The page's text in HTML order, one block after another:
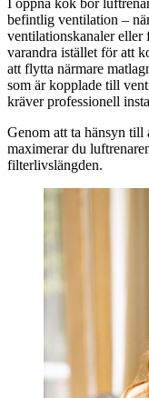
I öppna kök bör
befintlig ventilation –
ventilationskanaler eller
varandra istället för att
att flytta närmare
som är kopplade till
kräver professionell
Genom att ta hänsyn till
maximerar du
filterlivslängden.